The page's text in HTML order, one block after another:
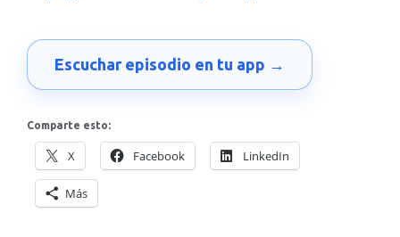
Escuchar episodio en tu app →
Comparte esto:
X Facebook LinkedIn
Más